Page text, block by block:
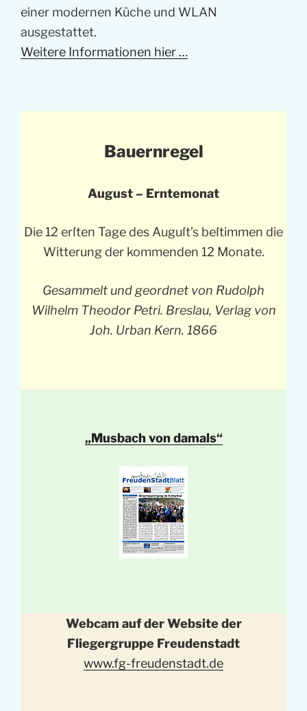
einer modernen Küche und WLAN
ausgestattet.
Weitere Informationen hier …
Bauernregel
August – Erntemonat
Die 12 erſten Tage des Auguſt’s beſtimmen die
Witterung der kommenden 12 Monate.
Gesammelt und geordnet von Rudolph
Wilhelm Theodor Petri. Breslau, Verlag von
Joh. Urban Kern. 1866
„Musbach von damals“
Webcam auf der Website der
Fliegergruppe Freudenstadt
www.fg-freudenstadt.de